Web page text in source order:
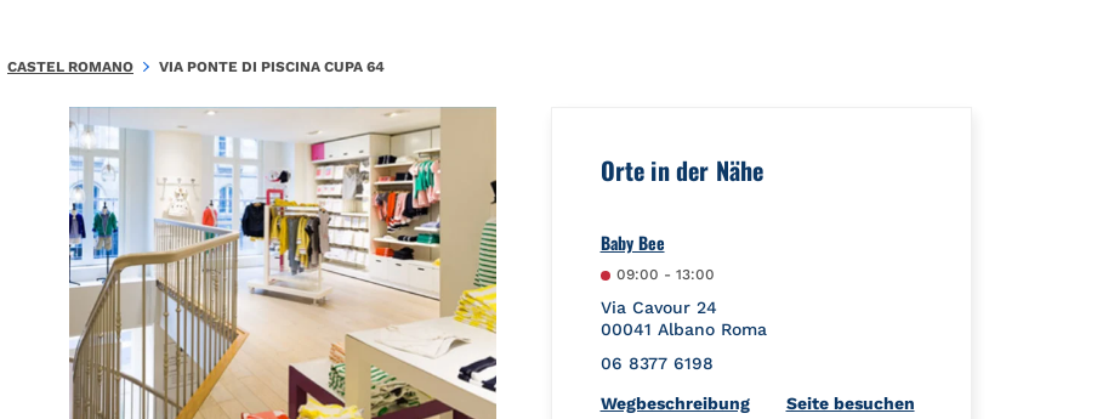
Orte in der Nähe
Baby Bee
09:00 - 13:00
Via Cavour 24
00041 Albano Roma
06 8377 6198
WegbeschreibungLink Opens in New Tab
Seite besuchen
CASTEL ROMANO VIA PONTE DI PISCINA CUPA 64